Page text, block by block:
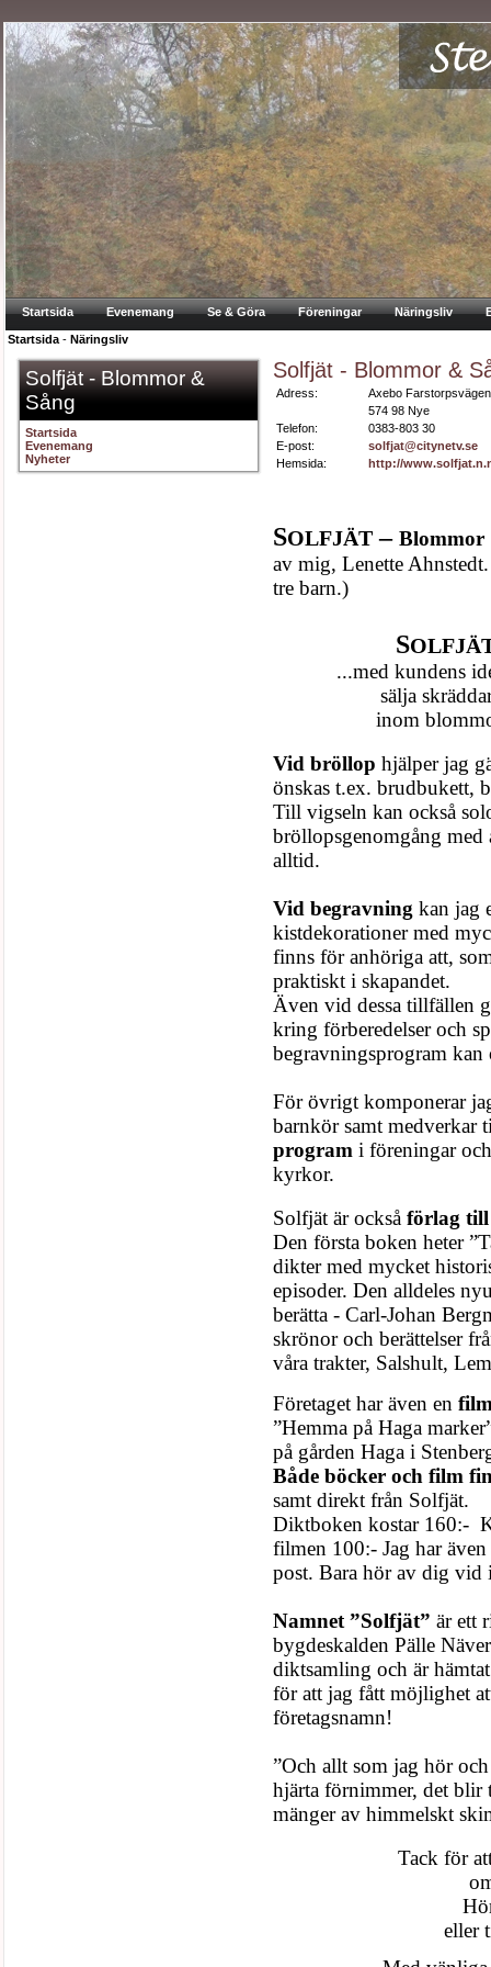
Startsida Evenemang Se & Göra Föreningar Näringsliv
Startsida - Näringsliv
Solfjät - Blommor &
Sång
Startsida
Evenemang
Nyheter
Solfjät - Blommor &
Adress:
Axebo
574 98 Nye
Telefon:
0383-803 30
E-post:
solfjat@citynetv.se
Hemsida:
http://
SOLFJÄT – Blommor
av mig, Lenette Ahnstedt
tre barn.)
S
...med kundens
sälja
inom
Vid bröllop hjälper jag
önskas t.ex. brudbukett,
Till vigseln kan också
bröllopsgenomgång med
alltid.
Vid begravning kan jag
kistdekorationer med
finns för anhöriga att,
praktiskt i skapandet.
Även vid dessa tillfällen
kring förberedelser och
begravningsprogram kan
För övrigt komponerar
barnkör samt medverkar
program i föreningar och
kyrkor.
Solfjät är också förlag
Den första boken heter
dikter med mycket
episoder. Den alldeles
berätta - Carl-Johan
skrönor och berättelser
våra trakter, Salshult,
Företaget har även en
”Hemma på Haga
på gården Haga i
Både böcker och film
samt direkt från Solfjät.
Diktboken kostar 160:-
filmen 100:- Jag har
post. Bara hör av dig vid
Namnet ”Solfjät” är ett
bygdeskalden Pälle
diktsamling och är
för att jag fått möjlighet
företagsnamn!
”Och allt som jag hör
hjärta förnimmer, det
mänger av himmelskt
Tack för
eller